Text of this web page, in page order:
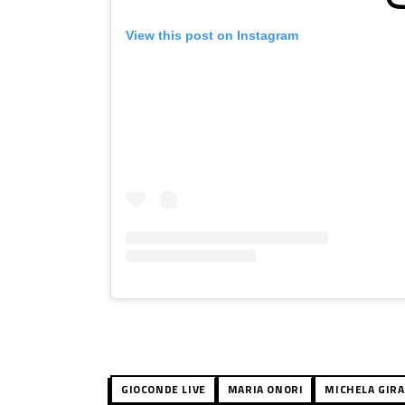
View this post on Instagram
GIOCONDE LIVE MARIA ONORI MICHELA